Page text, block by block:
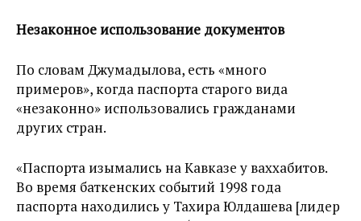
Незаконное использование документов
По словам Джумадылова, есть «много
примеров», когда паспорта старого вида
«незаконно» использовались гражданами
других стран.
«Паспорта изымались на Кавказе у ваххабитов.
Во время баткенских событий 1998 года
паспорта находились у Тахира Юлдашева [лидер